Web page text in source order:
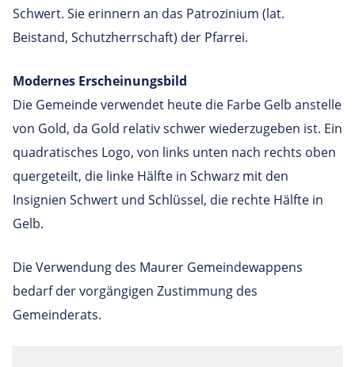
Schwert. Sie erinnern an das Patrozinium (lat.
Beistand, Schutzherrschaft) der Pfarrei.
Modernes Erscheinungsbild
Die Gemeinde verwendet heute die Farbe Gelb anstelle
von Gold, da Gold relativ schwer wiederzugeben ist. Ein
quadratisches Logo, von links unten nach rechts oben
quergeteilt, die linke Hälfte in Schwarz mit den
Insignien Schwert und Schlüssel, die rechte Hälfte in
Gelb.
Die Verwendung des Maurer Gemeindewappens
bedarf der vorgängigen Zustimmung des
Gemeinderats.